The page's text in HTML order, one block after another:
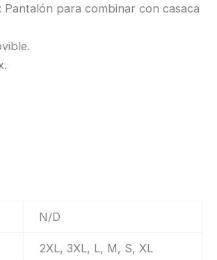
Pantalón para combinar con casaca
N/D
2XL, 3XL, L, M, S, XL